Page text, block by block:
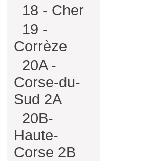
18 - Cher
19 -
Corrèze
20A -
Corse-du-
Sud 2A
20B-
Haute-
Corse 2B